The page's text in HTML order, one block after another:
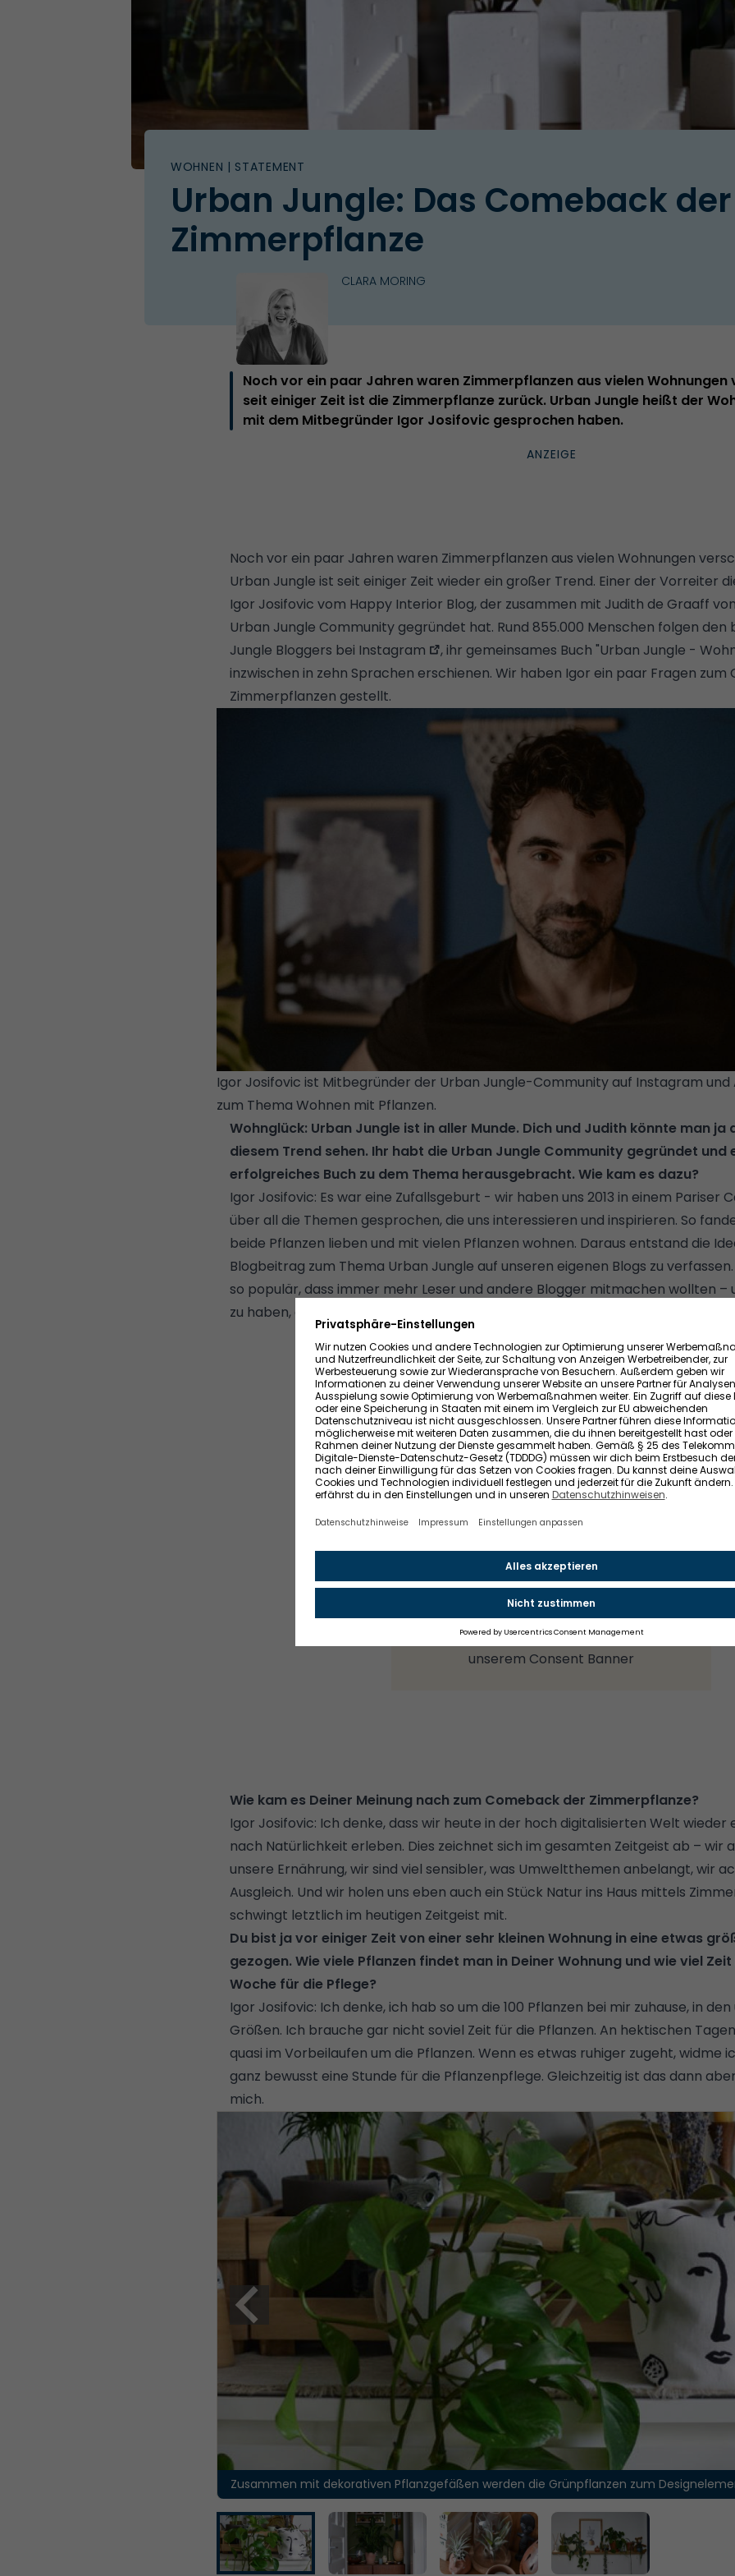
WOHNEN | STATEMENT
Urban Jungle: Das Comeback der
Zimmerpflanze
CLARA MORING
Noch vor ein paar Jahren waren Zimmerpflanzen aus vielen Wohnungen
seit einiger Zeit ist die Zimmerpflanze zurück. Urban Jungle heißt der
mit dem Mitbegründer Igor Josifovic gesprochen haben.
Noch vor ein paar Jahren waren Zimmerpflanzen aus vielen Wohnungen
Urban Jungle ist seit einiger Zeit wieder ein großer Trend. Einer der Vorreiter
Igor Josifovic vom Happy Interior Blog, der zusammen mit Judith de Graaff
Urban Jungle Community gegründet hat. Rund 855.000 Menschen folgen den
Jungle Bloggers bei Instagram
, ihr gemeinsames Buch "Urban Jungle -
inzwischen in zehn Sprachen erschienen. Wir haben Igor ein paar Fragen zum
Zimmerpflanzen gestellt.
Igor Josifovic ist Mitbegründer der Urban Jungle-Community auf Instagram und
zum Thema Wohnen mit Pflanzen.
Wohnglück: Urban Jungle ist in aller Munde. Dich und Judith könnte man ja
diesem Trend sehen. Ihr habt die Urban Jungle Community gegründet und
erfolgreiches Buch zu dem Thema herausgebracht. Wie kam es dazu?
Igor Josifovic: Es war eine Zufallsgeburt - wir haben uns 2013 in einem Pariser
über all die Themen gesprochen, die uns interessieren und inspirieren. So
beide Pflanzen lieben und mit vielen Pflanzen wohnen. Daraus entstand die
Blogbeitrag zum Thema Urban Jungle auf unseren eigenen Blogs zu
so populär, dass immer mehr Leser und andere Blogger mitmachen wollten –
zu haben, entstand die Urban Jungle Blogger Community.
Inhalt von Instagram
Beim Anzeigen dieses Inhalts werden Ihre IP-
Adresse, Geräteinformationen, Referrer und
Zeitstempel an Instagram übermittelt und
Cookies gesetzt. Diese Daten können Instagram
auch zu eigenen Zwecken, insbesondere zur
Analyse des Nutzungsverhaltens zu
Marktforschungs- und Marketing-Zwecken,
dienen. Ein Zugriff auf diese Daten aus oder eine
Speicherung in Staaten mit einem im Vergleich
zur EU abweichenden Datenschutzniveau ist
nicht ausgeschlossen.
INSTAGRAM ANZEIGEN
Weitere Informationen finden Sie in
unserem Consent Banner
Wie kam es Deiner Meinung nach zum Comeback der Zimmerpflanze?
Igor Josifovic: Ich denke, dass wir heute in der hoch digitalisierten Welt wieder
nach Natürlichkeit erleben. Dies zeichnet sich im gesamten Zeitgeist ab – wir
unsere Ernährung, wir sind viel sensibler, was Umweltthemen anbelangt, wir
Ausgleich. Und wir holen uns eben auch ein Stück Natur ins Haus mittels
schwingt letztlich im heutigen Zeitgeist mit.
Du bist ja vor einiger Zeit von einer sehr kleinen Wohnung in eine etwas
gezogen. Wie viele Pflanzen findet man in Deiner Wohnung und wie viel
Woche für die Pflege?
Igor Josifovic: Ich denke, ich hab so um die 100 Pflanzen bei mir zuhause, in
Größen. Ich brauche gar nicht soviel Zeit für die Pflanzen. An hektischen
quasi im Vorbeilaufen um die Pflanzen. Wenn es etwas ruhiger zugeht, widme
ganz bewusst eine Stunde für die Pflanzenpflege. Gleichzeitig ist das dann
mich.
Zusammen mit dekorativen Pflanzgefäßen werden die Grünpflanzen zum